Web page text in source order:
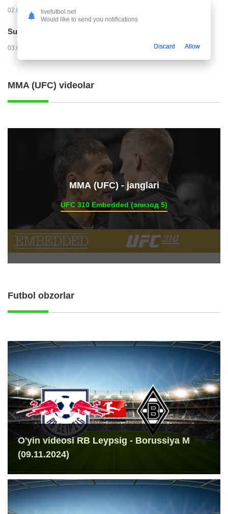
02.08.2026 01:08 3885
Superliga. "Dinamo" – "Neftchi" (matnli...
03.08.2026 20:32
MMA (UFC) videolar
ММА (UFC) - janglari
UFC 310 Embedded (эпизод 5)
Futbol obzorlar
O'yin videosi RB Leypsig - Borussiya M
(09.11.2024)
livefutbol.net
Would like to send you notifications
Discard Allow